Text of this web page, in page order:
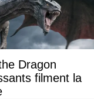
Dragon
filment la